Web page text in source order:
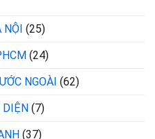
NỘI (25)
(24)
NGOÀI (62)
DIỆN (7)
(37)